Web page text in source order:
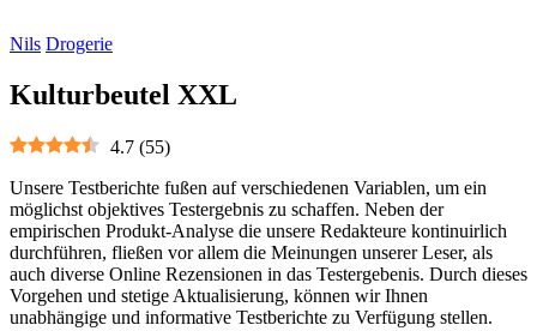
Nils Drogerie
Kulturbeutel XXL
4.7 (55)
Unsere Testberichte fußen auf verschiedenen Variablen, um ein
möglichst objektives Testergebnis zu schaffen. Neben der
empirischen Produkt-Analyse die unsere Redakteure kontinuirlich
durchführen, fließen vor allem die Meinungen unserer Leser, als
auch diverse Online Rezensionen in das Testergebenis. Durch dieses
Vorgehen und stetige Aktualisierung, können wir Ihnen
unabhängige und informative Testberichte zu Verfügung stellen.